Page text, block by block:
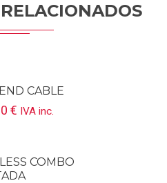
CABLE
€ IVA inc.
COMBO